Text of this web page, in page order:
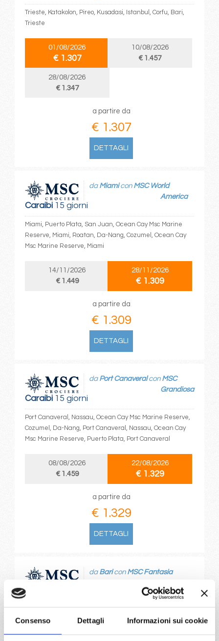
Consenso Dettagli Informazioni sui cookie
Trieste, Katakolon, Pireo, Kusadasi, Istanbul, Corfu, Bari,
Trieste
01/08/2026
€ 1.307
10/08/2026
€ 1.457
28/08/2026
€ 1.347
a partire da
€ 1.307
DETTAGLI
Caraibi15 giorni
da Miamicon MSC World
America
Miami, Puerto Plata, San Juan, Ocean Cay Msc Marine
Reserve, Miami, Roatan, Da-Nang, Cozumel, Ocean Cay
Msc Marine Reserve, Miami
14/11/2026
€ 1.449
28/11/2026
€ 1.309
a partire da
€ 1.309
DETTAGLI
Caraibi15 giorni
da Port Canaveralcon MSC
Grandiosa
Port Canaveral, Nassau, Ocean Cay Msc Marine Reserve,
Cozumel, Da-Nang, Port Canaveral, Nassau, Ocean Cay
Msc Marine Reserve, Puerto Plata, Port Canaveral
08/08/2026
€ 1.459
22/08/2026
€ 1.329
a partire da
€ 1.329
DETTAGLI
Mediterraneo
da Baricon MSC Fantasia
Bari